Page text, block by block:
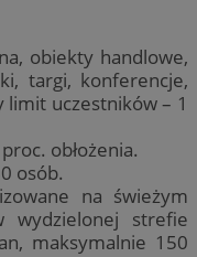
obiekty handlowe,
targi, konferencje,
limit uczestników – 1
obłożenia.
osób.
na świeżym
strefie
maksymalnie 150